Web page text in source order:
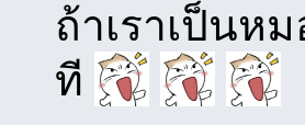
ถ้าเราเป็นห
ที